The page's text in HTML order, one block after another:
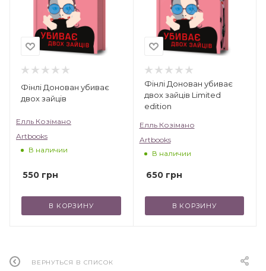
Фінлі Донован убиває
двох зайців
Елль Козімано
Artbooks
В наличии
550 грн
В КОРЗИНУ
Фінлі Донован убиває
двох зайців Limited
edition
Елль Козімано
Artbooks
В наличии
650грн
В КОРЗИНУ
ВЕРНУТЬСЯ В СПИСОК